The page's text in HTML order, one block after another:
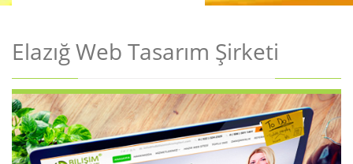
Elazığ Web Tasarım Şirketi